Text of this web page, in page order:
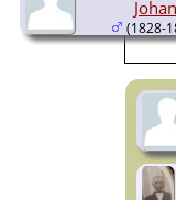
Johan
(1828-